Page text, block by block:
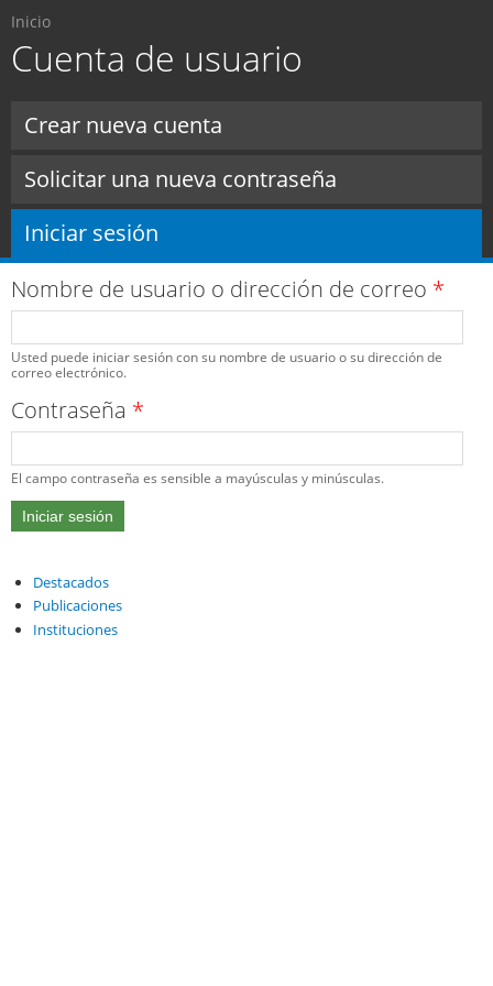
principal
Usted está aquí
Inicio
Cuenta de usuario
Crear nueva cuenta
Solicitar una nueva contraseña
Iniciar sesión
Nombre de usuario o dirección de correo *
Usted puede iniciar sesión con su nombre de usuario o su dirección de
correo electrónico.
Contraseña *
El campo contraseña es sensible a mayúsculas y minúsculas.
Destacados
Publicaciones
Instituciones